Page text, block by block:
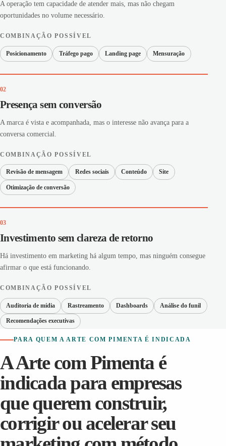
A operação tem capacidade de atender mais, mas não chegam
oportunidades no volume necessário.
COMBINAÇÃO POSSÍVEL
Posicionamento Tráfego pago Landing page Mensuração
02
Presença sem conversão
A marca é vista e acompanhada, mas o interesse não avança para a
conversa comercial.
COMBINAÇÃO POSSÍVEL
Revisão de mensagem Redes sociais Conteúdo Site
Otimização de conversão
03
Investimento sem clareza de retorno
Há investimento em marketing há algum tempo, mas ninguém consegue
afirmar o que está funcionando.
COMBINAÇÃO POSSÍVEL
Auditoria de mídia Rastreamento Dashboards Análise do funil
Recomendações executivas
PARA QUEM A ARTE COM PIMENTA É INDICADA
A Arte com Pimenta é
indicada para empresas
que querem construir,
corrigir ou acelerar seu